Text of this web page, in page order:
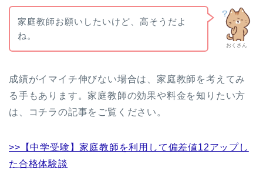
おくさん
家庭教師お願いしたいけど、高そうだよ
ね。
成績がイマイチ伸びない場合は、家庭教師を考えてみ
る手もあります。家庭教師の効果や料金を知りたい方
は、コチラの記事をご覧ください。
>>【中学受験】家庭教師を利用して偏差値12アップし
た合格体験談